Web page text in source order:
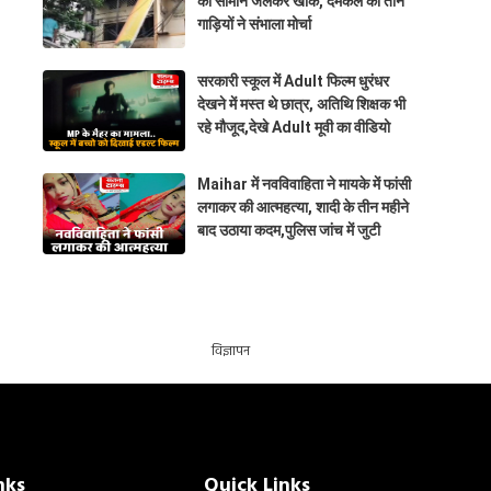
गाड़ियों ने संभाला मोर्चा
सरकारी स्कूल में Adult फिल्म धुरंधर
देखने में मस्त थे छात्र, अतिथि शिक्षक भी
रहे मौजूद,देखे Adult मूवी का वीडियो
Maihar में नवविवाहिता ने मायके में फांसी
लगाकर की आत्महत्या, शादी के तीन महीने
बाद उठाया कदम,पुलिस जांच में जुटी
विज्ञापन